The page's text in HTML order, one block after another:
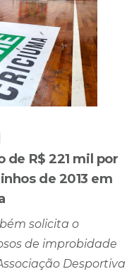
R$ 221 mil por
de 2013 em
solicita o